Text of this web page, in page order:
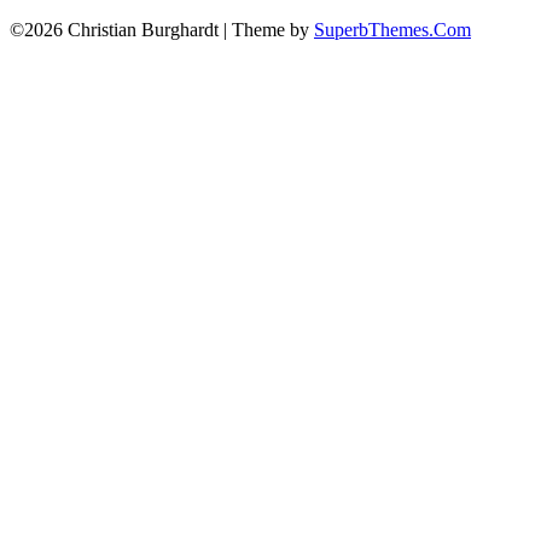
©2026 Christian Burghardt | Theme by SuperbThemes.Com